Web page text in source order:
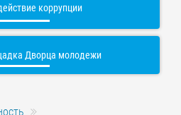
коррупции
Дворца молодежи